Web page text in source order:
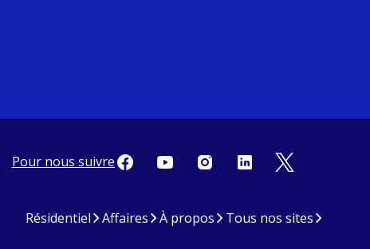
Pour nous suivre
Résidentiel Affaires À propos Tous nos sites